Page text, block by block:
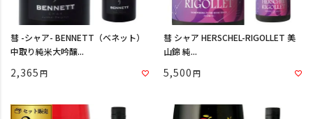
彗 -シャア- BENNETT（ベネット）
中取り純米大吟醸...
2,365
彗 シャア HERSCHEL-RIGOLLET 美
山錦 純...
5,500